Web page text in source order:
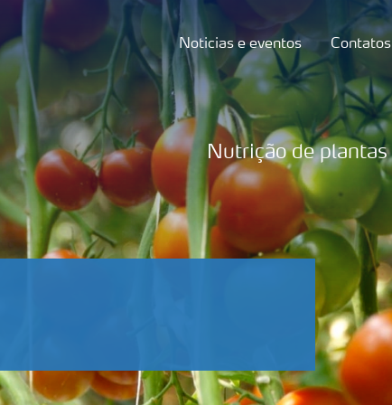
Noticias e eventos Contatos
Nutrição de plantas